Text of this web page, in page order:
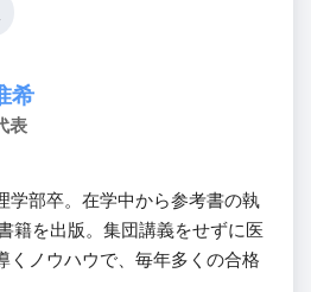
希
表
学部卒。在学中から参考書の執
籍を出版。集団講義をせずに医
くノウハウで、毎年多くの合格